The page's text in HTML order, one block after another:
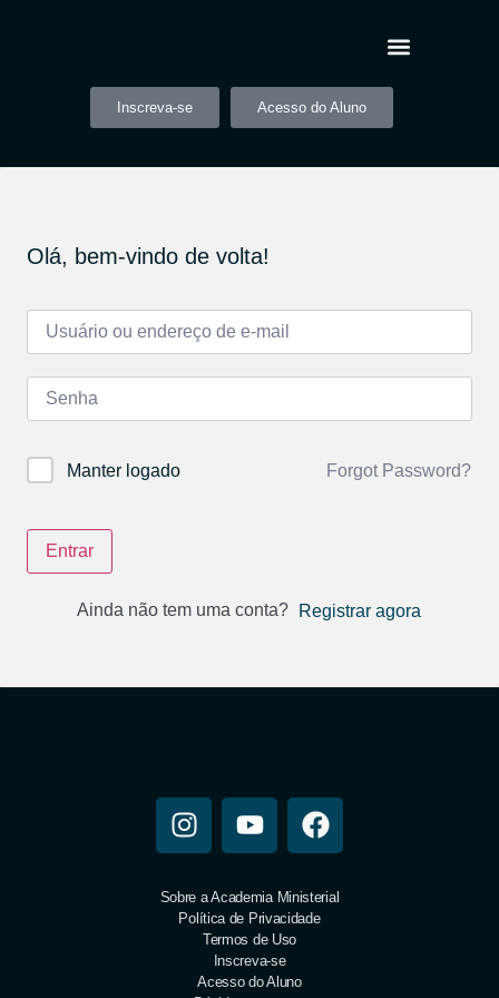
Inscreva-se Acesso do Aluno
Olá, bem-vindo de volta!
Manter logado Forgot Password?
Entrar
Ainda não tem uma conta? Registrar agora
Sobre a Academia Ministerial
Política de Privacidade
Termos de Uso
Inscreva-se
Acesso do Aluno